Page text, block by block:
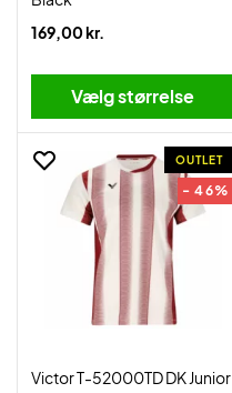
169,00 kr.
Vælg størrelse
OUTLET
- 46%
Victor T-52000TD DK Junior